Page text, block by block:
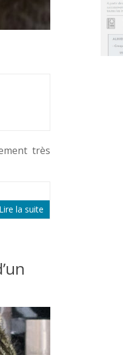
très
Lire la suite